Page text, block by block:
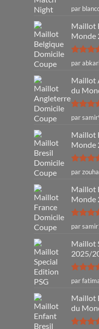
Note4
sur 5
par
Maillot
Monde
Note5
5
par
Maillot
du
Note5
5
par
Maillot
Monde
Note4
sur 5
par
Maillot
Monde
Note5
5
par
Maillot
2025/
Note5
5
par
Maillot
du